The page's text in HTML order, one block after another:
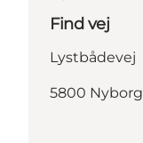
Find vej
Lystbådevej
5800 Nyborg